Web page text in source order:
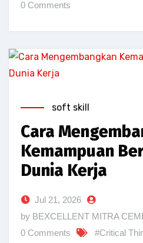
0 Comments
soft skill
Cara
Kemampuan
Dunia Kerja
Jul 21, 2026
by BEXCELLENT MITRA
0 Comments
#Critical